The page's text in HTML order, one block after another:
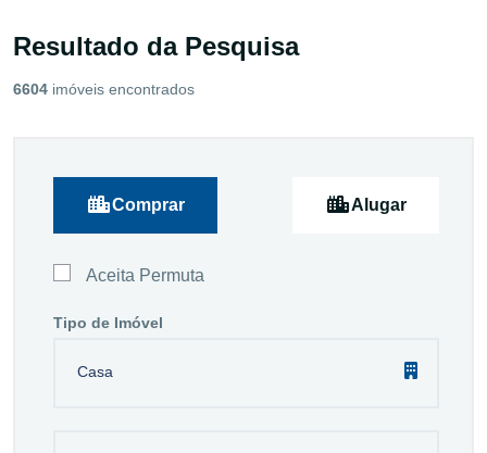
Resultado da Pesquisa
6604 imóveis encontrados
Comprar Alugar
Aceita Permuta
Tipo de Imóvel
Casa